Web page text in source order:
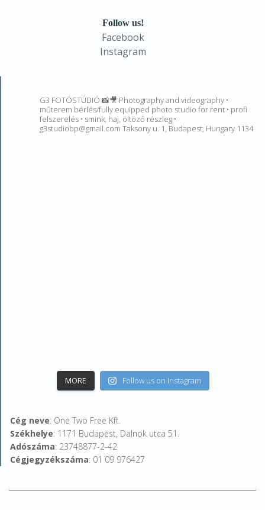
Follow us!
Facebook
Instagram
G3 FOTÓSTÚDIÓ 📸🎥 Photography and videography •
műterem bérlés/fully equipped photo studio for rent • profi
felszerelés • smink, haj, öltöző részleg •
g3studiobp@gmail.com Taksony u. 1, Budapest, Hungary 1134
MORE Follow us on Instagram
Cég neve: One Two Free Kft.
Székhelye: 1171 Budapest, Dalnok utca 51.
Adószáma: 23748877-2-42
Cégjegyzékszáma: 01 09 976427